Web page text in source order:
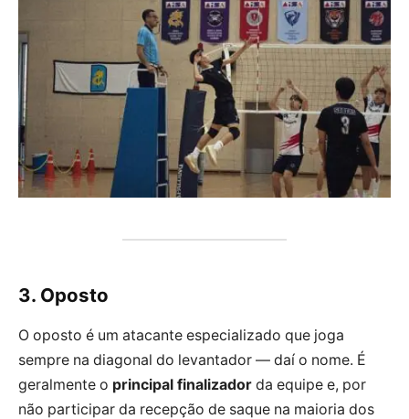
3. Oposto
O oposto é um atacante especializado que joga
sempre na diagonal do levantador — daí o nome. É
geralmente o principal finalizador da equipe e, por
não participar da recepção de saque na maioria dos